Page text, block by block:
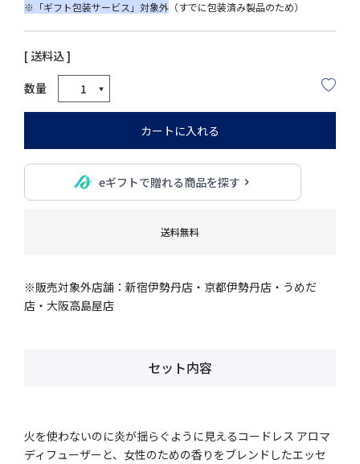
※「ギフト包装サービス」対象外 （すでに包装済み製品のため）
送料込
カートに入れる
eギフトで贈れる商品を探す
送料無料
※販売対象外店舗：新宿伊勢丹店・京都伊勢丹店・うめだ
店・大阪高島屋店
セット内容
火を使わないのに炎が揺らぐように見えるコードレス アロマ
ディフューザーと、女性のための香りをブレンドしたエッセ